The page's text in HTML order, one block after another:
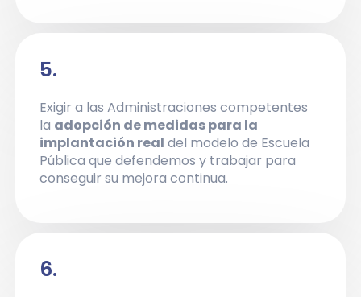
5.
Exigir a las Administraciones competentes
la adopción de medidas para la
implantación real del modelo de Escuela
Pública que defendemos y trabajar para
conseguir su mejora continua.
6.